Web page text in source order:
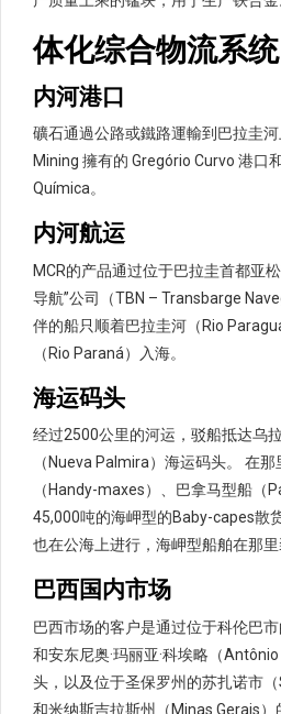
体化综合物流系统
内河港口
礦石通過公路或鐵路運輸到巴拉圭
Mining 擁有的 Gregório Curvo 港口
Química。
内河航运
MCR的产品通过位于巴拉圭首都亚
导航”公司（TBN – Transbarge
伴的船只顺着巴拉圭河（Rio
（Rio Paraná）入海。
海运码头
经过2500公里的河运，驳船抵达乌
（Nueva Palmira）海运码头。 在
（Handy-maxes）、巴拿马型船（
45,000吨的海岬型的Baby-capes散
也在公海上进行，海岬型船舶在那里
巴西国内市场
巴西市场的客户是通过位于科伦巴
和安东尼奥·玛丽亚·科埃略（
头，以及位于圣保罗州的苏扎诺市
和米纳斯吉拉斯州（Minas Gerais